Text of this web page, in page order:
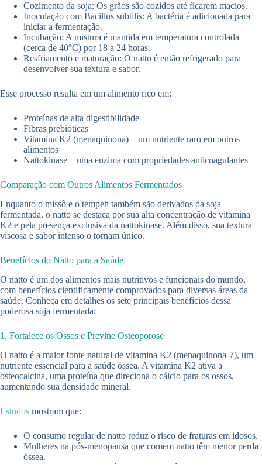
Cozimento da soja: Os grãos são cozidos até ficarem macios.
Inoculação com Bacillus subtilis: A bactéria é adicionada para
iniciar a fermentação.
Incubação: A mistura é mantida em temperatura controlada
(cerca de 40°C) por 18 a 24 horas.
Resfriamento e maturação: O natto é então refrigerado para
desenvolver sua textura e sabor.
Esse processo resulta em um alimento rico em:
Proteínas de alta digestibilidade
Fibras prebióticas
Vitamina K2 (menaquinona) – um nutriente raro em outros
alimentos
Nattokinase – uma enzima com propriedades anticoagulantes
Comparação com Outros Alimentos Fermentados
Enquanto o missô e o tempeh também são derivados da soja
fermentada, o natto se destaca por sua alta concentração de vitamina
K2 e pela presença exclusiva da nattokinase. Além disso, sua textura
viscosa e sabor intenso o tornam único.
Benefícios do Natto para a Saúde
O natto é um dos alimentos mais nutritivos e funcionais do mundo,
com benefícios cientificamente comprovados para diversas áreas da
saúde. Conheça em detalhes os sete principais benefícios dessa
poderosa soja fermentada:
1. Fortalece os Ossos e Previne Osteoporose
O natto é a maior fonte natural de vitamina K2 (menaquinona-7), um
nutriente essencial para a saúde óssea. A vitamina K2 ativa a
osteocalcina, uma proteína que direciona o cálcio para os ossos,
aumentando sua densidade mineral.
Estudos mostram que:
O consumo regular de natto reduz o risco de fraturas em idosos.
Mulheres na pós-menopausa que comem natto têm menor perda
óssea.